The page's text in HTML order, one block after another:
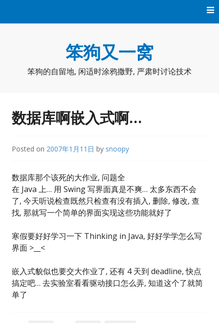
笨狗又一窝
笨狗的自留地, 闲适时涂鸦撒野, 严肃时讨论技术
数据库啊嵌入式啊…
Posted on 2007年1月11日 by snoopy
数据库那个该死的大作业, 问题全
在 Java 上… 用 Swing 写界面真是不爽… 太多东西不会
了, 今天听说检查既然只检查有没有插入, 删除, 修改, 查
找, 那就写一个简单的界面实现这些功能就好了
寒假要好好学习一下 Thinking in Java, 好好学学怎么写
界面 >__<
嵌入式貌似也要交大作业了, 还有 4 天到 deadline, 快点
搞定吧… 去实验室看看驱动接口怎么弄, 知道这个了就简
单了